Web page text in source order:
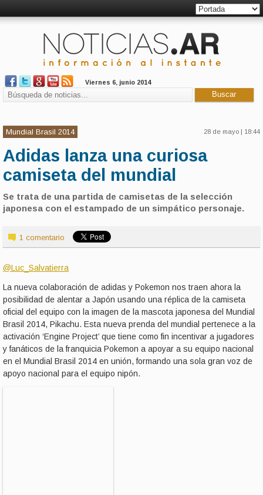
Viernes 6, junio 2014
Mundial Brasil 2014 28 de mayo | 18:44
Adidas lanza una curiosa
camiseta del mundial
Se trata de una partida de camisetas de la selección
japonesa con el estampado de un simpático personaje.
1 comentario
@Luc_Salvatierra
La nueva colaboración de adidas y Pokemon nos traen ahora la
posibilidad de alentar a Japón usando una réplica de la camiseta
oficial del equipo con la imagen de la mascota japonesa del Mundial
Brasil 2014, Pikachu. Esta nueva prenda del mundial pertenece a la
activación ‘Engine Project’ que tiene como fin incentivar a jugadores
y fanáticos de la franquicia Pokemon a apoyar a su equipo nacional
en el Mundial Brasil 2014 en unión, formando una sola gran voz de
apoyo nacional para el equipo nipón.